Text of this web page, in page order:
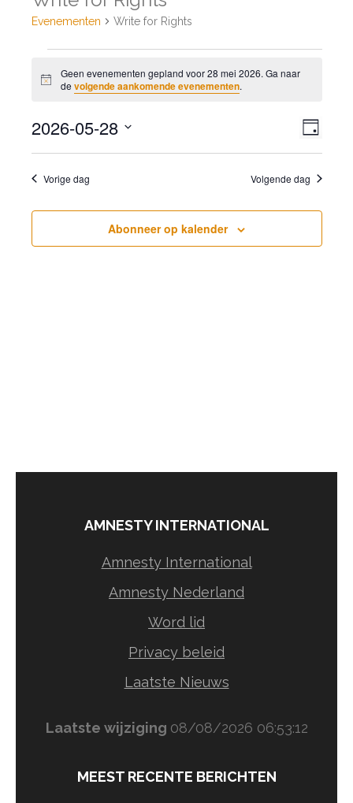
Evenementen Write for Rights
in
mei
2026
Bericht
Geen evenementen gepland voor 28 mei 2026. Ga naar
de volgende aankomende evenementen.
Dag
2026-05-28
Selecteer
eenVorige dag Volgende dag
Abonneer op kalender
AMNESTY INTERNATIONAL
Amnesty International
Amnesty Nederland
Word lid
Privacy beleid
Laatste Nieuws
Laatste wijziging 08/08/2026 06:53:12
MEEST RECENTE BERICHTEN